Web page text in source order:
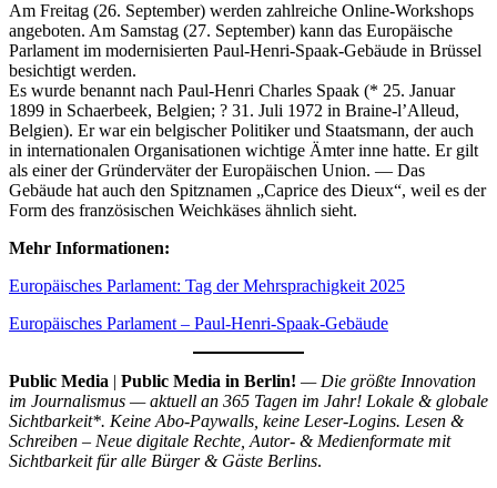
Am Freitag (26. September) werden zahlreiche Online-Workshops
angeboten. Am Samstag (27. September) kann das Europäische
Parlament im modernisierten Paul-Henri-Spaak-Gebäude in Brüssel
besichtigt werden.
Es wurde benannt nach Paul-Henri Charles Spaak (* 25. Januar
1899 in Schaerbeek, Belgien; ? 31. Juli 1972 in Braine-l’Alleud,
Belgien). Er war ein belgischer Politiker und Staatsmann, der auch
in internationalen Organisationen wichtige Ämter inne hatte. Er gilt
als einer der Gründerväter der Europäischen Union. — Das
Gebäude hat auch den Spitznamen „Caprice des Dieux“, weil es der
Form des französischen Weichkäses ähnlich sieht.
Mehr Informationen:
Europäisches Parlament: Tag der Mehrsprachigkeit 2025
Europäisches Parlament – Paul-Henri-Spaak-Gebäude
Public Media | Public Media in Berlin! — Die größte Innovation
im Journalismus — aktuell an 365 Tagen im Jahr! Lokale & globale
Sichtbarkeit*. Keine Abo-Paywalls, keine Leser-Logins. Lesen &
Schreiben – Neue digitale Rechte, Autor- & Medienformate mit
Sichtbarkeit für alle Bürger & Gäste Berlins.